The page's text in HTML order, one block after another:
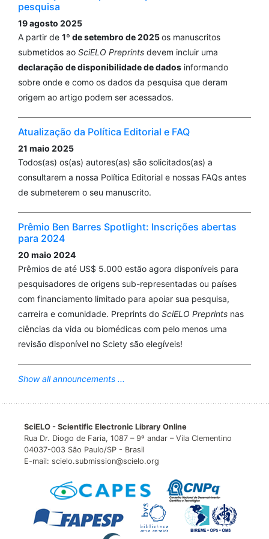
(EDCS), a Computer-assisted Personal Interviewing
and Database Tool Used for the Expanded National
Nutrition Survey. Philippine Journal of Science, 153(3),
929-945.
Höfelmann D.A. (2023-01-01)
Contributions of the Food and Nutrition Surveillance
System (SISVAN) to the analysis of the nutritional
profile of the Brazilian population: potentials and
limitations. Epidemiologia E Servicos De Saude, 32(4).
10.1590/S2237-962220230004000001.EN
pesquisa
19 agosto 2025
A partir de 1º de setembro de 2025os manuscritos
submetidos ao SciELO Preprints devem incluir uma
declaração de disponibilidade de dados informando
sobre onde e como os dados da pesquisa que deram
origem ao artigo podem ser acessados.
Atualização da Política Editorial e FAQ
21 maio 2025
Todos(as) os(as) autores(as) são solicitados(as) a
consultarem a nossa Política Editorial e nossas FAQs antes
de submeterem o seu manuscrito.
Prêmio Ben Barres Spotlight: Inscrições abertas
para 2024
20 maio 2024
Prêmios de até US$ 5.000 estão agora disponíveis para
pesquisadores de origens sub-representadas ou países
com financiamento limitado para apoiar sua pesquisa,
carreira e comunidade. Preprints do SciELO Preprints nas
ciências da vida ou biomédicas com pelo menos uma
revisão disponível no Sciety são elegíveis!
Show all announcements ...
SciELO - Scientific Electronic Library Online
Rua Dr. Diogo de Faria, 1087 – 9º andar – Vila Clementino
04037-003 São Paulo/SP - Brasil
E-mail: scielo.submission@scielo.org